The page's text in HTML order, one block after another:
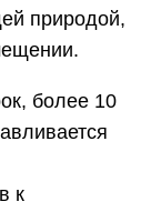
природой,
более 10
к